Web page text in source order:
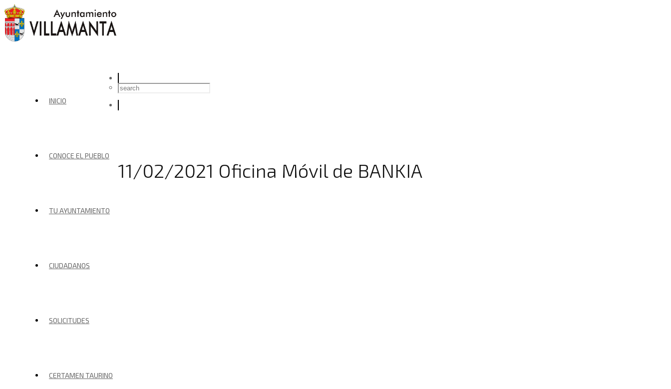
INICIO
CONOCE EL PUEBLO
TU AYUNTAMIENTO
CIUDADANOS
SOLICITUDES
CERTAMEN TAURINO
11/02/2021 Oficina Móvil de BANKIA